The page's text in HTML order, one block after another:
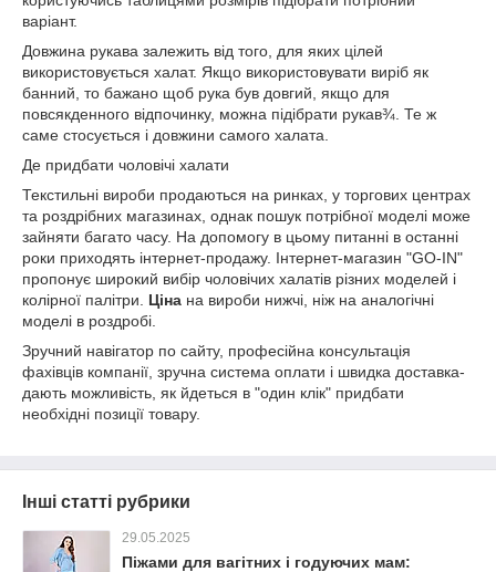
варіант.
Довжина рукава залежить від того, для яких цілей
використовується халат. Якщо використовувати виріб як
банний, то бажано щоб рука був довгий, якщо для
повсякденного відпочинку, можна підібрати рукав¾. Те ж
саме стосується і довжини самого халата.
Де придбати чоловічі халати
Текстильні вироби продаються на ринках, у торгових центрах
та роздрібних магазинах, однак пошук потрібної моделі може
зайняти багато часу. На допомогу в цьому питанні в останні
роки приходять інтернет-продажу. Інтернет-магазин "GO-IN"
пропонує широкий вибір чоловічих халатів різних моделей і
колірної палітри. Ціна на вироби нижчі, ніж на аналогічні
моделі в роздробі.
Зручний навігатор по сайту, професійна консультація
фахівців компанії, зручна система оплати і швидка доставка-
дають можливість, як йдеться в "один клік" придбати
необхідні позиції товару.
Інші статті рубрики
29.05.2025
Піжами для вагітних і годуючих мам: